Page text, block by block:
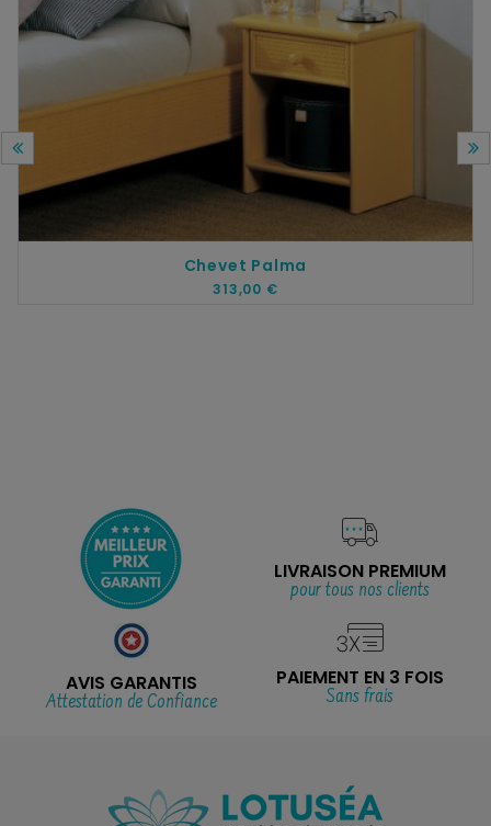
Chevet Palma
313,00 €
LIVRAISON PREMIUM
pour tous nos clients
AVIS GARANTIS
Attestation de Confiance
PAIEMENT EN 3 FOIS
Sans frais